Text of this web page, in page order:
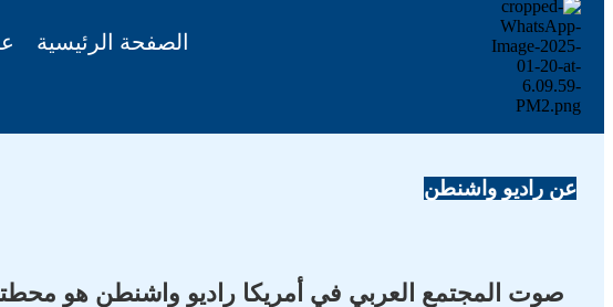
الصفحة الرئيسية
عن راديو واشنطن
صوت المجتمع العربي في أمريكا راديو واشنطن هو